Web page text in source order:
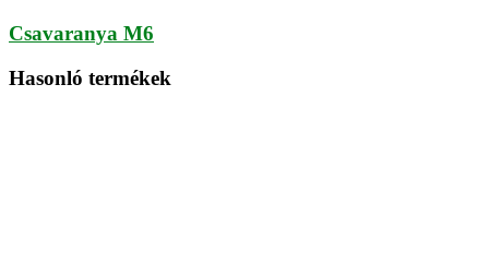
Csavaranya M6
Hasonló termékek